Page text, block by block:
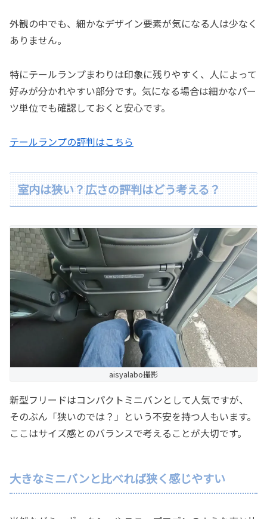
外観の中でも、細かなデザイン要素が気になる人は少なく
ありません。
特にテールランプまわりは印象に残りやすく、人によって
好みが分かれやすい部分です。気になる場合は細かなパー
ツ単位でも確認しておくと安心です。
テールランプの評判はこちら
室内は狭い？広さの評判はどう考える？
aisyalabo撮影
新型フリードはコンパクトミニバンとして人気ですが、
そのぶん「狭いのでは？」という不安を持つ人もいます。
ここはサイズ感とのバランスで考えることが大切です。
大きなミニバンと比べれば狭く感じやすい